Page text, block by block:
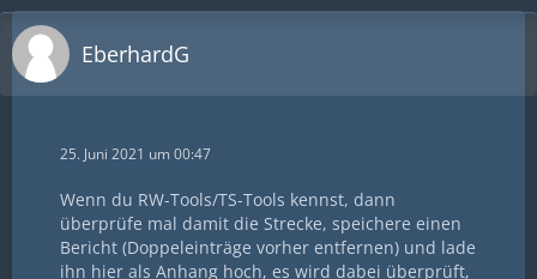
EberhardG
25. Juni 2021 um 00:47
Wenn du RW-Tools/TS-Tools kennst, dann
überprüfe mal damit die Strecke, speichere einen
Bericht (Doppeleinträge vorher entfernen) und lade
ihn hier als Anhang hoch, es wird dabei überprüft,